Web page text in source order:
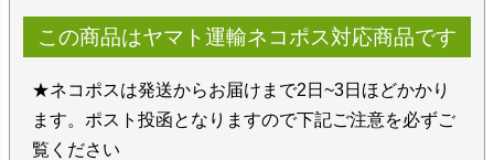
この商品はヤマト運輸ネコポス対応商品です
★ネコポスは発送からお届けまで2日~3日ほどかかり
ます。ポスト投函となりますので下記ご注意を必ずご
覧ください